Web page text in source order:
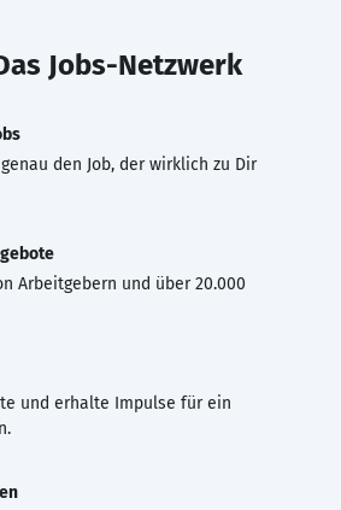
Jobs-Netzwerk
den Job, der wirklich zu Dir
Arbeitgebern und über 20.000
und erhalte Impulse für ein